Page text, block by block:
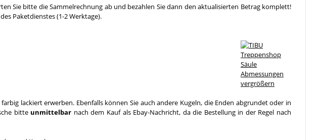
Sie bitte die Sammelrechnung ab und bezahlen Sie dann den aktualisierten Betrag komplett!
Paketdienstes (1-2 Werktage).
vergrößern
lackiert erwerben. Ebenfalls können Sie auch andere Kugeln, die Enden abgrundet oder in
bitte unmittelbar nach dem Kauf als Ebay-Nachricht, da die Bestellung in der Regel nach